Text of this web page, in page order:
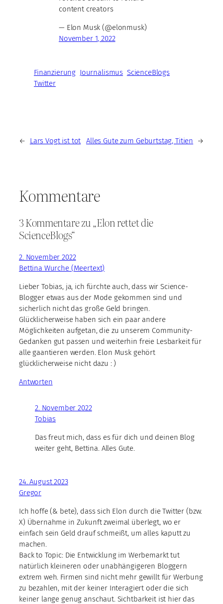
content creators
— Elon Musk (@elonmusk)
November 1, 2022
Finanzierung Journalismus ScienceBlogs
Twitter
← Lars Vogt ist tot Alles Gute zum Geburtstag, Titien →
Kommentare
3 Kommentare zu „Elon rettet die
ScienceBlogs“
2. November 2022
Bettina Wurche (Meertext)
Lieber Tobias, ja, ich fürchte auch, dass wir Science-
Blogger etwas aus der Mode gekommen sind und
sicherlich nicht das große Geld bringen.
Glücklicherweise haben sich ein paar andere
Möglichkeiten aufgetan, die zu unserem Community-
Gedanken gut passen und weiterhin freie Lesbarkeit für
alle gaantieren werden. Elon Musk gehört
glücklicherweise nicht dazu : )
Antworten
2. November 2022
Tobias
Das freut mich, dass es für dich und deinen Blog
weiter geht, Bettina. Alles Gute.
24. August 2023
Gregor
Ich hoffe (& bete), dass sich Elon durch die Twitter (bzw.
X) Übernahme in Zukunft zweimal überlegt, wo er
einfach sein Geld drauf schmeißt, um alles kaputt zu
machen.
Back to Topic: Die Entwicklung im Werbemarkt tut
natürlich kleineren oder unabhängigeren Bloggern
extrem weh. Firmen sind nicht mehr gewillt für Werbung
zu bezahlen, mit der keiner Interagiert oder die sich
keiner lange genug anschaut. Sichtbarkeit ist hier das